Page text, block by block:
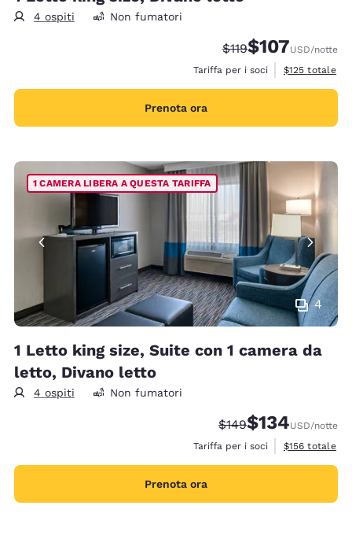
4 ospiti Non fumatori
Tariffa di barratura:
$119Tariffa scontata:
$107USD/notte
Tariffa per i soci
Visualizza i
$125 totale
Prenota ora
4
1 CAMERA LIBERA A QUESTA TARIFFA
1 Letto king size, Suite con 1 camera da
letto, Divano letto
4 ospiti Non fumatori
Tariffa di barratura:
$149Tariffa scontata:
$134USD/notte
Tariffa per i soci
Visualizza i
$156 totale
Prenota ora